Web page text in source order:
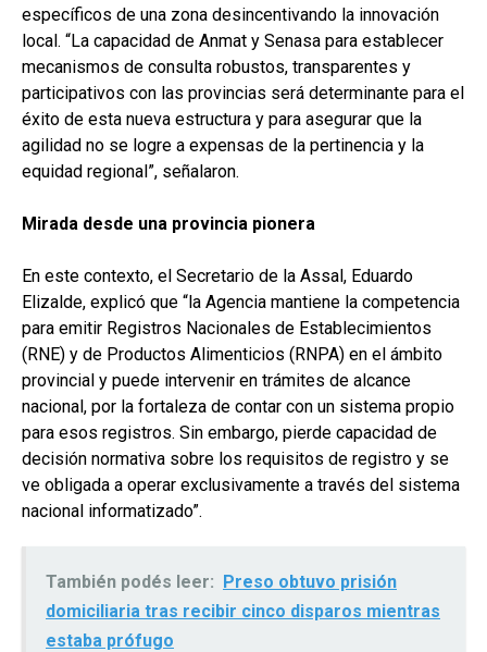
específicos de una zona desincentivando la innovación
local. “La capacidad de Anmat y Senasa para establecer
mecanismos de consulta robustos, transparentes y
participativos con las provincias será determinante para el
éxito de esta nueva estructura y para asegurar que la
agilidad no se logre a expensas de la pertinencia y la
equidad regional”, señalaron.
Mirada desde una provincia pionera
En este contexto, el Secretario de la Assal, Eduardo
Elizalde, explicó que “la Agencia mantiene la competencia
para emitir Registros Nacionales de Establecimientos
(RNE) y de Productos Alimenticios (RNPA) en el ámbito
provincial y puede intervenir en trámites de alcance
nacional, por la fortaleza de contar con un sistema propio
para esos registros. Sin embargo, pierde capacidad de
decisión normativa sobre los requisitos de registro y se
ve obligada a operar exclusivamente a través del sistema
nacional informatizado”.
También podés leer: Preso obtuvo prisión
domiciliaria tras recibir cinco disparos mientras
estaba prófugo